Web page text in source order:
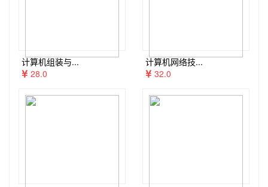
计算机组装与...
28.0
计算机网络技...
32.0